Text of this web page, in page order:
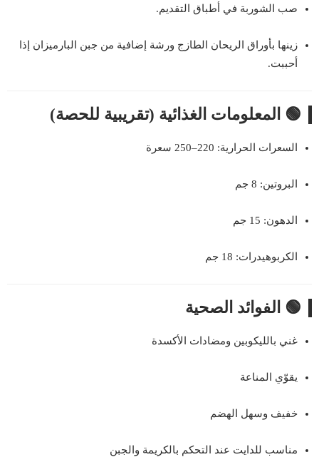
صب الشوربة في أطباق التقديم.
زينها بأوراق الريحان الطازج ورشة إضافية من جبن البارميزان إذا
أحببت.
🟢 المعلومات الغذائية (تقريبية للحصة)
السعرات الحرارية: 220–250 سعرة
البروتين: 8 جم
الدهون: 15 جم
الكربوهيدرات: 18 جم
🟢 الفوائد الصحية
غني بالليكوبين ومضادات الأكسدة
يقوّي المناعة
خفيف وسهل الهضم
مناسب للدايت عند التحكم بالكريمة والجبن